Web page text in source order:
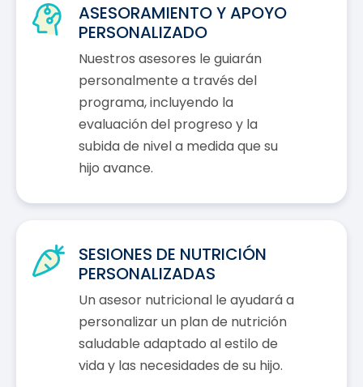
ASESORAMIENTO Y APOYO
PERSONALIZADO
Nuestros asesores le guiarán
personalmente a través del
programa, incluyendo la
evaluación del progreso y la
subida de nivel a medida que su
hijo avance.
SESIONES DE NUTRICIÓN
PERSONALIZADAS
Un asesor nutricional le ayudará a
personalizar un plan de nutrición
saludable adaptado al estilo de
vida y las necesidades de su hijo.